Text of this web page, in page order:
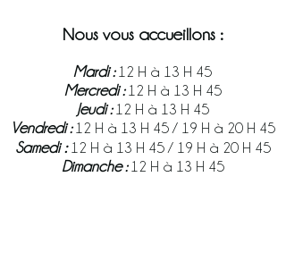
Nous vous accueillons :
Mardi :12 H à 13 H 45
Mercredi :12 H à 13 H 45
Jeudi :12 H à 13 H 45
Vendredi :12 H à 13 H 45 / 19 H à 20 H 45
Samedi:12 H à 13 H 45 / 19 H à 20 H 45
Dimanche : 12 H à 13 H 45